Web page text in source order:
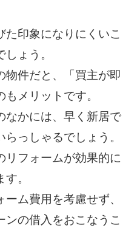
た印象になりにくいこ
ょう。
物件だと、「買主が即
メリットです。
なかには、早く新居で
っしゃるでしょう。
リフォームが効果的に
。
ム費用を考慮せず、
ンの借入をおこなうこ